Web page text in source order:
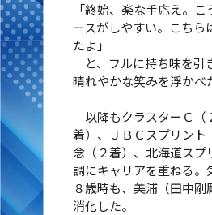
「終始、楽な手応え。
ースがしやすい。こちら
たよ」
と、フルに持ち味を引
晴れやかな笑みを浮かべ
以降もクラスターＣ（
着）、ＪＢＣスプリン
念（２着）、北海道スプ
調にキャリアを重ねる
８歳時も、美浦（田中
消化した。